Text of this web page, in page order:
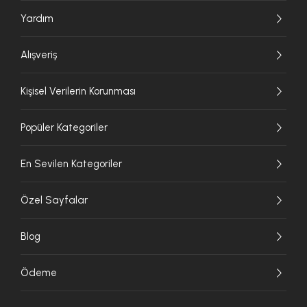
Yardım
Alışveriş
Kişisel Verilerin Korunması
Popüler Kategoriler
En Sevilen Kategoriler
Özel Sayfalar
Blog
Ödeme